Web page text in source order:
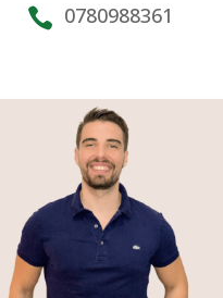
 0780988361